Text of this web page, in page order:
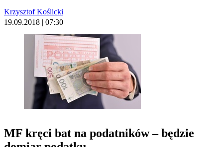
Krzysztof Koślicki
19.09.2018 | 07:30
MF kręci bat na podatników – będzie